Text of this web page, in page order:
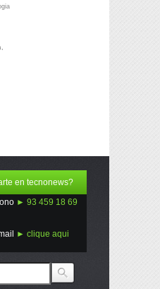
en tecnonews?
► 93 459 18 69
► clique aqui